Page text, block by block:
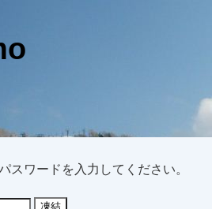
スワードを入力してください。